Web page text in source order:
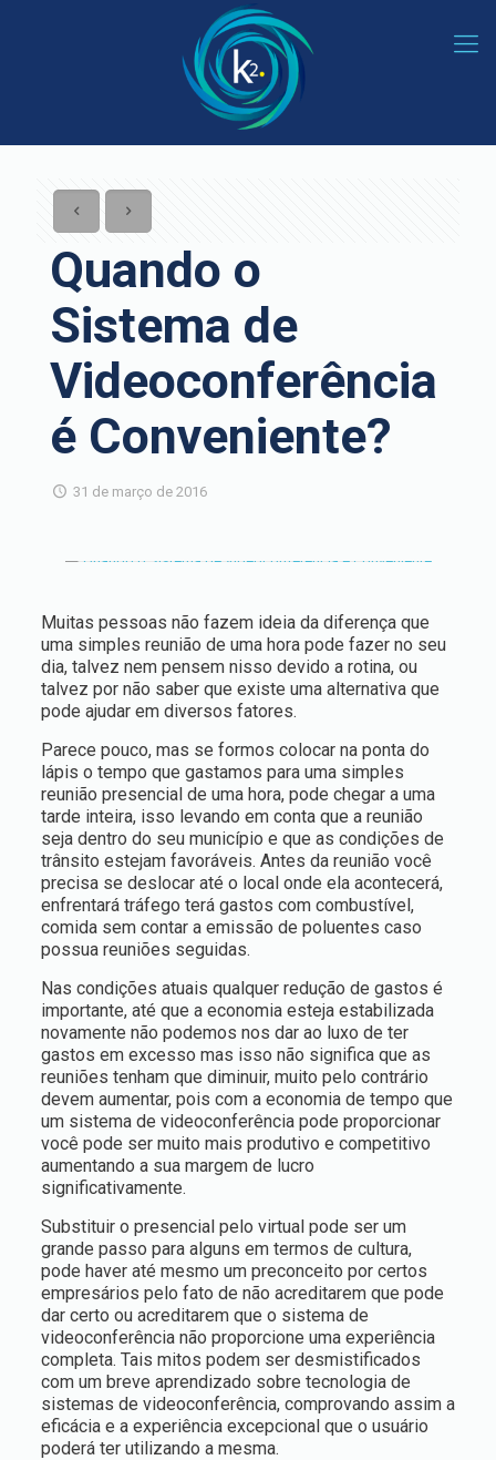
Quando o
Sistema de
Videoconferência
é Conveniente?
31 de março de 2016
Muitas pessoas não fazem ideia da diferença que
uma simples reunião de uma hora pode fazer no seu
dia, talvez nem pensem nisso devido a rotina, ou
talvez por não saber que existe uma alternativa que
pode ajudar em diversos fatores.
Parece pouco, mas se formos colocar na ponta do
lápis o tempo que gastamos para uma simples
reunião presencial de uma hora, pode chegar a uma
tarde inteira, isso levando em conta que a reunião
seja dentro do seu município e que as condições de
trânsito estejam favoráveis. Antes da reunião você
precisa se deslocar até o local onde ela acontecerá,
enfrentará tráfego terá gastos com combustível,
comida sem contar a emissão de poluentes caso
possua reuniões seguidas.
Nas condições atuais qualquer redução de gastos é
importante, até que a economia esteja estabilizada
novamente não podemos nos dar ao luxo de ter
gastos em excesso mas isso não significa que as
reuniões tenham que diminuir, muito pelo contrário
devem aumentar, pois com a economia de tempo que
um sistema de videoconferência pode proporcionar
você pode ser muito mais produtivo e competitivo
aumentando a sua margem de lucro
significativamente.
Substituir o presencial pelo virtual pode ser um
grande passo para alguns em termos de cultura,
pode haver até mesmo um preconceito por certos
empresários pelo fato de não acreditarem que pode
dar certo ou acreditarem que o sistema de
videoconferência não proporcione uma experiência
completa. Tais mitos podem ser desmistificados
com um breve aprendizado sobre tecnologia de
sistemas de videoconferência, comprovando assim a
eficácia e a experiência excepcional que o usuário
poderá ter utilizando a mesma.